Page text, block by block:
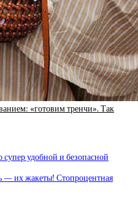
«готовим тренчи». Так
супер удобной и безопасной
— их жакеты! Стопроцентная